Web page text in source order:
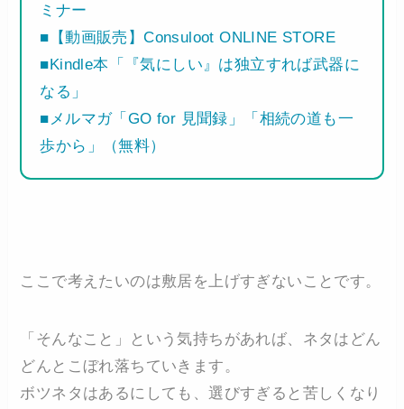
ミナー
■【動画販売】Consuloot ONLINE STORE
■Kindle本「『気にしい』は独立すれば武器に
なる」
■メルマガ「GO for 見聞録」「相続の道も一
歩から」（無料）
ここで考えたいのは敷居を上げすぎないことです。
「そんなこと」という気持ちがあれば、ネタはどん
どんとこぼれ落ちていきます。
ボツネタはあるにしても、選びすぎると苦しくなり